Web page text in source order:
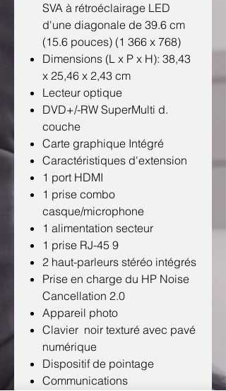
SVA à rétroéclairage LED
d'une diagonale de 39.6 cm
(15.6 pouces) (1 366 x 768)
Dimensions (L x P x H): 38,43
x 25,46 x 2,43 cm
Lecteur optique
DVD+/-RW SuperMulti d.
couche
Carte graphique Intégré
Caractéristiques d'extension
1 port HDMI
1 prise combo
casque/microphone
1 alimentation secteur
1 prise RJ-45 9
2 haut-parleurs stéréo intégrés
Prise en charge du HP Noise
Cancellation 2.0
Appareil photo
Clavier noir texturé avec pavé
numérique
Dispositif de pointage
Communications